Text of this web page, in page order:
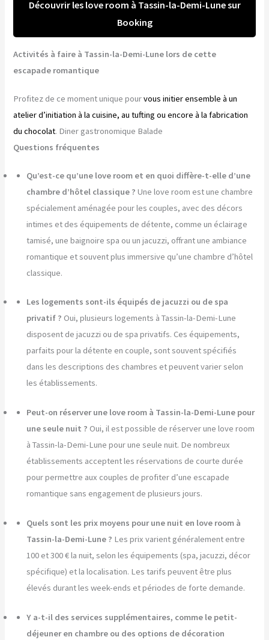
Découvrir les love room à Tassin-la-Demi-Lune sur
Booking
Activités à faire à Tassin-la-Demi-Lune lors de cette
escapade romantique
Profitez de ce moment unique pourvous initier ensemble à un
atelier d’initiation à la cuisine, au tufting ou encore à la fabrication
du chocolat. Diner gastronomique Balade
Questions fréquentes
Qu’est-ce qu’une love room et en quoi diffère-t-elle d’une
chambre d’hôtel classique ? Une love room est une chambre
spécialement aménagée pour les couples, avec des décors
intimes et des équipements de détente, comme un éclairage
tamisé, une baignoire spa ou un jacuzzi, offrant une ambiance
romantique et souvent plus immersive qu’une chambre d’hôtel
classique.
Les logements sont-ils équipés de jacuzzi ou de spa
privatif ? Oui, plusieurs logements à Tassin-la-Demi-Lune
disposent de jacuzzi ou de spa privatifs. Ces équipements,
parfaits pour la détente en couple, sont souvent spécifiés
dans les descriptions des chambres et peuvent varier selon
les établissements.
Peut-on réserver une love room à Tassin-la-Demi-Lune pour
une seule nuit ? Oui, il est possible de réserver une love room
à Tassin-la-Demi-Lune pour une seule nuit. De nombreux
établissements acceptent les réservations de courte durée
pour permettre aux couples de profiter d’une escapade
romantique sans engagement de plusieurs jours.
Quels sont les prix moyens pour une nuit en love room à
Tassin-la-Demi-Lune ? Les prix varient généralement entre
100 et 300 € la nuit, selon les équipements (spa, jacuzzi, décor
spécifique) et la localisation. Les tarifs peuvent être plus
élevés durant les week-ends et périodes de forte demande.
Y a-t-il des services supplémentaires, comme le petit-
déjeuner en chambre ou des options de décoration